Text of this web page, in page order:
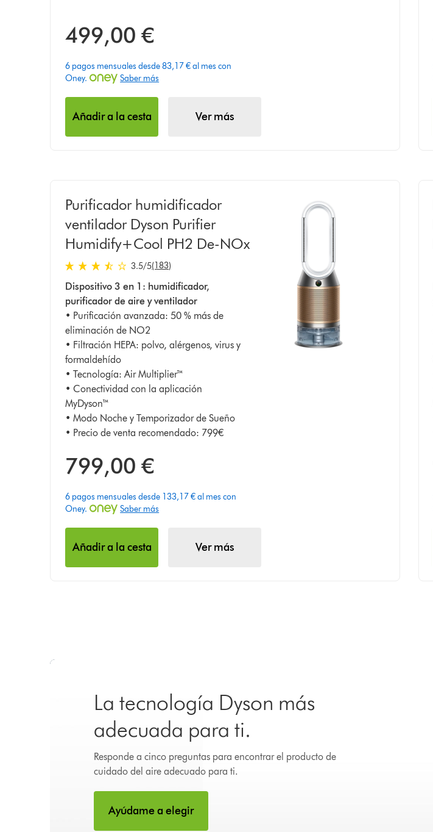
499,00 €
6 pagos mensuales desde 83,17 € al mes con
Oney.
Saber más
Añadir a la cesta Ver más
Purificador humidificador
ventilador Dyson Purifier
Humidify+Cool PH2 De-NOx
3.5
estrellas
de
5
de
183
Ratings
3.5/5(183)
Dispositivo 3 en 1: humidificador,
purificador de aire y ventilador
• Purificación avanzada: 50 % más de
eliminación de NO2
• Filtración HEPA: polvo, alérgenos, virus y
formaldehído
• Tecnología: Air Multiplier™
• Conectividad con la aplicación
MyDyson™
• Modo Noche y Temporizador de Sueño
• Precio de venta recomendado: 799€
799,00 €
6 pagos mensuales desde 133,17 € al mes con
Oney.
Saber más
Añadir a la cesta Ver más
La tecnología Dyson más
adecuada para ti.
Responde a cinco preguntas para encontrar el producto de
cuidado del aire adecuado para ti.
Ayúdame a elegir